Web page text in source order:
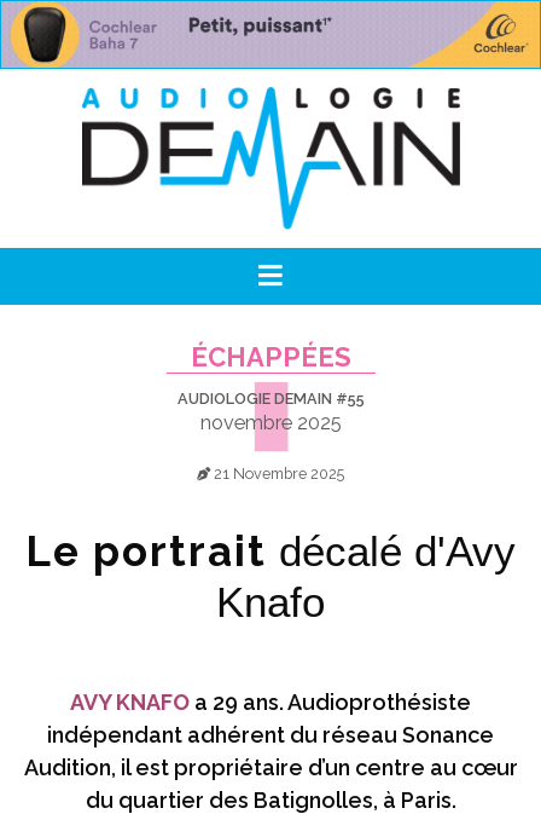
ÉCHAPPÉES
AUDIOLOGIE DEMAIN #55
novembre 2025
21 Novembre 2025
Le portrait décalé d'Avy
Knafo
AVY KNAFO a 29 ans. Audioprothésiste
indépendant adhérent du réseau Sonance
Audition, il est propriétaire d’un centre au cœur
du quartier des Batignolles, à Paris.